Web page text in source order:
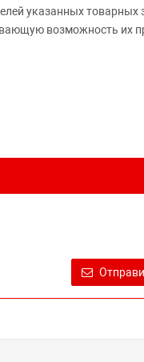
указанных товарных
возможность их